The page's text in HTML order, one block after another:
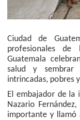
Ciudad de
profesionales
Guatemala
salud y sembrar
intrincadas, pobres
El embajador de la
Nazario
importante y llamó